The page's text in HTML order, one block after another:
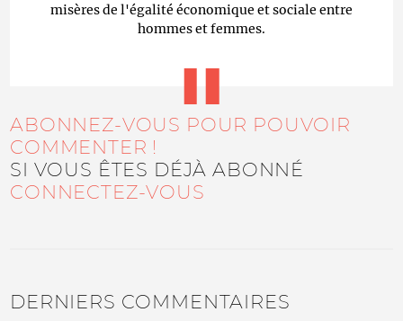
misères de l'égalité économique et sociale entre
hommes et femmes.
ABONNEZ-VOUS POUR POUVOIR
COMMENTER !
SI VOUS ÊTES DÉJÀ ABONNÉ
CONNECTEZ-VOUS
DERNIERS COMMENTAIRES